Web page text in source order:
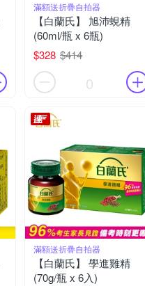
滿額送折疊自拍器
【白蘭氏】 旭沛蜆精
(60ml/瓶 x 6瓶)
$328 $414
0
滿額送折疊自拍器
【白蘭氏】 學進雞精
(70g/瓶 x 6入)